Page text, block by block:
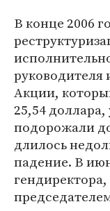
В конце 2006
Акции,
25,54
подорожали
длилось
падение. В